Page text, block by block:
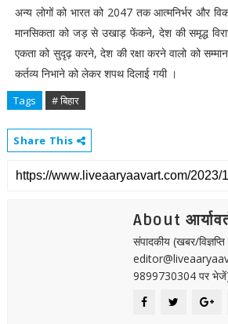
अन्य लोगों को भारत को 2047 तक आत्मनिर्भर और
मानसिकता को जड़ से उखाड़ फेंकने, देश की समृद्ध
एकता को सुदृढ़ करने, देश की रक्षा करने वालो को
कर्तव्य निभाने को लेकर शपथ दिलाई गयी ।
Tags # बिहार
Share This
About
संपादकीय (खबर/
9899730304 पर